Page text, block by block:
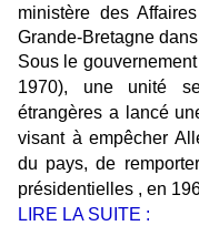
ministère des
Grande-Bretagne
Sous le
1970), une unité
étrangères a lancé
visant à empêcher
du pays, de
présidentielles , en
LIRE LA SUITE :